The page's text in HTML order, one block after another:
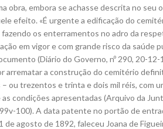
obra, embora se achasse descrita no seu
efeito. «É urgente a edificação do
os enterramentos no adro da
em vigor e com grande risco da saúde
(Diário do Governo, nº 290, 20-
arrematar a construção do cemitério
ou trezentos e trinta e dois mil réis, com
condições apresentadas (Arquivo da
100). A data patente no portão de
de agosto de 1892, faleceu Joana de